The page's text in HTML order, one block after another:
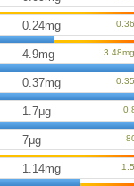
0.24mg
4.9mg
0.37mg
1.7μg
7μg
1.14mg